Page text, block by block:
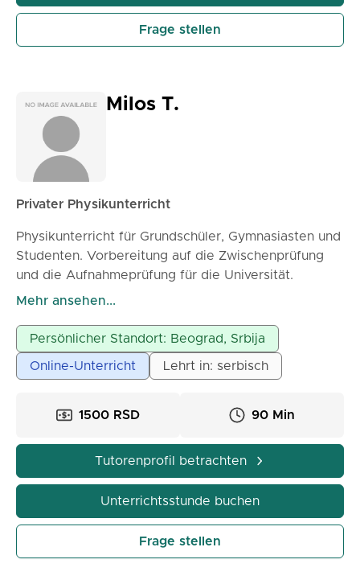
Online-Lehrer ist es mein Ziel, die gleiche
Begeisterung, Klarheit und Professionalität in jede
Unterrichtsstunde einzubringen.
Frage stellen
Milos T.
Privater Physikunterricht
Physikunterricht für Grundschüler, Gymnasiasten und
Studenten. Vorbereitung auf die Zwischenprüfung
und die Aufnahmeprüfung für die Universität.
Vorbereitung auf Wettbewerbe. Kontroll- und
Professor mit langjähriger Erfahrung im Unterrichten.
Ich komme zu Ihrer Adresse in Belgrad oder online.
Doppelstunde 1500 RSD.
Mehr ansehen...
Persönlicher Standort: Beograd, Srbija
Online-Unterricht Lehrt in: serbisch
1500 RSD 90 Min
Tutorenprofil betrachten
Unterrichtsstunde buchen
Frage stellen